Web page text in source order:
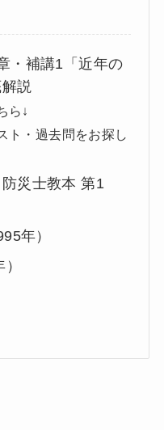
・補講1「近年の
説
ら↓
ト・過去問をお探し
災士教本 第1
年）